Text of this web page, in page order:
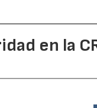
en la